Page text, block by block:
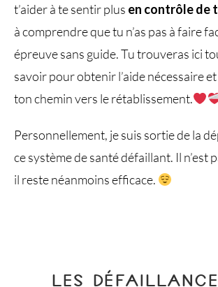
t’aider à te sentir plus en contrôle de
à comprendre que tu n’as pas à faire
épreuve sans guide. Tu trouveras ici
savoir pour obtenir l’aide nécessaire
ton chemin vers le rétablissement.
Personnellement, je suis sortie de la
ce système de santé défaillant. Il n’est
il reste néanmoins efficace.
LES